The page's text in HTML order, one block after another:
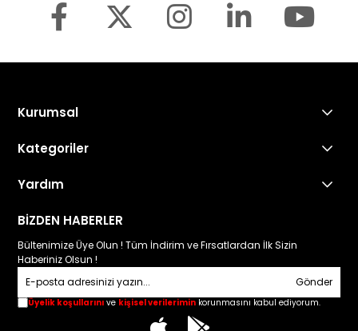
Kurumsal
Kategoriler
Yardım
BİZDEN HABERLER
Bültenimize Üye Olun ! Tüm İndirim ve Fırsatlardan İlk Sizin
Haberiniz Olsun !
Gönder
Üyelik koşullarını ve kişisel verilerimin korunmasını kabul ediyorum.